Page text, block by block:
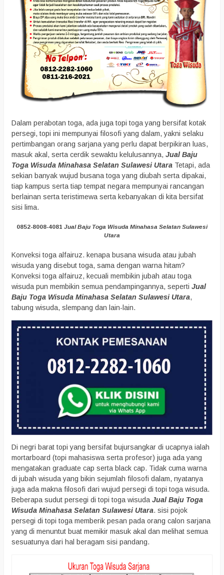
Dalam perabotan toga, ada juga topi toga yang bersifat kotak
persegi, topi ini mempunyai filosofi yang dalam, yakni selaku
pertimbangan orang sarjana yang perlu dapat berpikiran luas,
masuk akal, serta cerdik sewaktu kelulusannya, Jual Baju
Toga Wisuda Minahasa Selatan Sulawesi Utara Tetapi, ada
sekian banyak wujud busana toga yang diubah serta dipakai,
tiap kampus serta tiap tempat negara mempunyai rancangan
berlainan serta teristimewa serta kebanyakan di kita bersifat
sisi lima.
0852-8008-4081 Jual Baju Toga Wisuda Minahasa Selatan Sulawesi
Utara
Konveksi toga alfairuz. kenapa busana wisuda atau jubah
wisuda yang disebut toga, sama dengan warna hitam?
Konveksi toga alfairuz, kecuali membikin jubah atau toga
wisuda pun membikin semua pendampingannya, seperti Jual
Baju Toga Wisuda Minahasa Selatan Sulawesi Utara,
tabung wisuda, slempang dan lain-lain.
Di negri barat topi yang bersifat bujursangkar di ucapnya ialah
mortarboard (topi mahasiswa serta profesor) juga ada yang
mengatakan graduate cap serta black cap. Tidak cuma warna
di jubah wisuda yang bikin sejumlah filosofi dalam, nyatanya
juga ada makna filosofi dari wujud persegi di topi toga wisuda.
Beberapa sudut persegi di topi toga wisuda Jual Baju Toga
Wisuda Minahasa Selatan Sulawesi Utara. sisi pojok
persegi di topi toga memberik pesan pada orang calon sarjana
yang di menuntut buat memikir masuk akal dan melihat semua
sesuatunya dari hal beragam sisi pandang.